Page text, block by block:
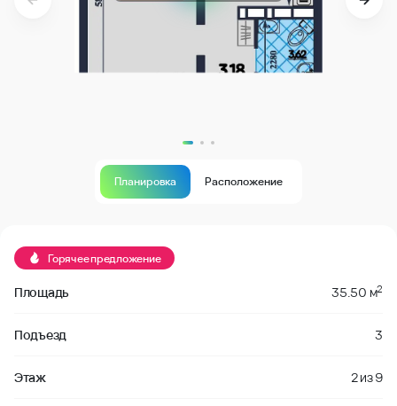
Планировка Расположение
Горячее предложение
Площадь 35.50 м2
Подъезд 3
Этаж 2из9